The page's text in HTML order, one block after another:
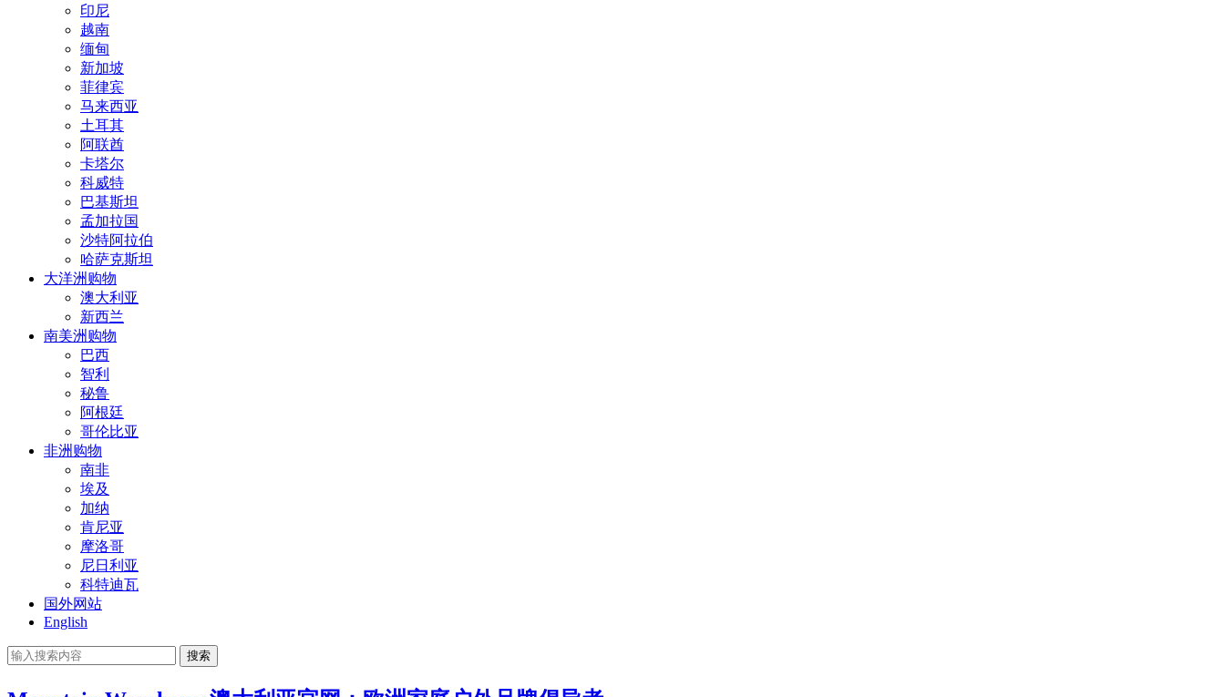
印尼
越南
缅甸
新加坡
菲律宾
马来西亚
土耳其
阿联酋
卡塔尔
科威特
巴基斯坦
孟加拉国
沙特阿拉伯
哈萨克斯坦
大洋洲购物
澳大利亚
新西兰
南美洲购物
巴西
智利
秘鲁
阿根廷
哥伦比亚
非洲购物
南非
埃及
加纳
肯尼亚
摩洛哥
尼日利亚
科特迪瓦
国外网站
English
搜索